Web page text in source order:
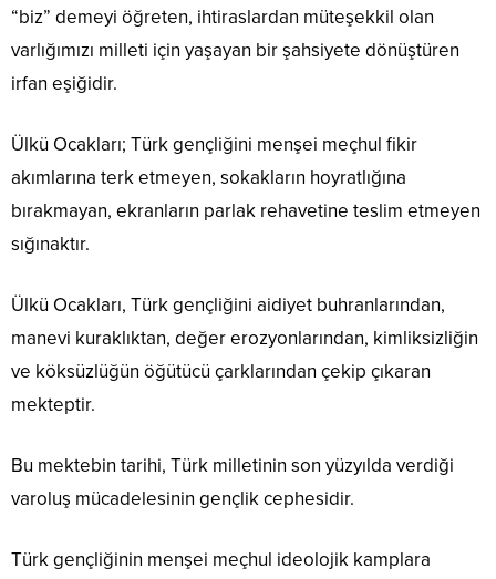
“biz” demeyi öğreten, ihtiraslardan müteşekkil olan
varlığımızı milleti için yaşayan bir şahsiyete dönüştüren
irfan eşiğidir.
Ülkü Ocakları; Türk gençliğini menşei meçhul fikir
akımlarına terk etmeyen, sokakların hoyratlığına
bırakmayan, ekranların parlak rehavetine teslim etmeyen
sığınaktır.
Ülkü Ocakları, Türk gençliğini aidiyet buhranlarından,
manevi kuraklıktan, değer erozyonlarından, kimliksizliğin
ve köksüzlüğün öğütücü çarklarından çekip çıkaran
mekteptir.
Bu mektebin tarihi, Türk milletinin son yüzyılda verdiği
varoluş mücadelesinin gençlik cephesidir.
Türk gençliğinin menşei meçhul ideolojik kamplara